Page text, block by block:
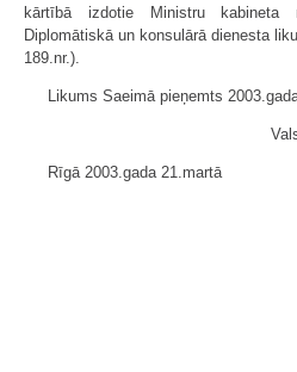
kārtībā izdotie Ministru kabineta
Diplomātiskā un konsulārā dienesta
189.nr.).
Likums Saeimā pieņemts
Rīgā 2003.gada 21.martā